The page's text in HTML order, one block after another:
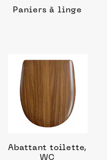
Paniers à linge
Abattant toilette,
WC